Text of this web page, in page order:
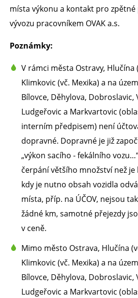
místa výkonu a kontakt pro
vývozu pracovníkem OVAK a.s.
Poznámky:
V rámci města Ostravy, Hlučína
Klimkovic (vč. Mexika) a na
Bílovce, Děhylova, Dobroslavic,
Ludgeřovic a Markvartovic
interním předpisem) není
dopravné. Dopravné je již
„výkon sacího - fekálního
čerpání většího množství než je
kdy je nutno obsah vozidla
místa, příp. na ÚČOV, nejsou
žádné km, samotné přejezdy
v ceně.
Mimo město Ostrava, Hlučína
Klimkovic (vč. Mexika) a na
Bílovce, Děhylova, Dobroslavic,
Ludgeřovic a Markvartovic